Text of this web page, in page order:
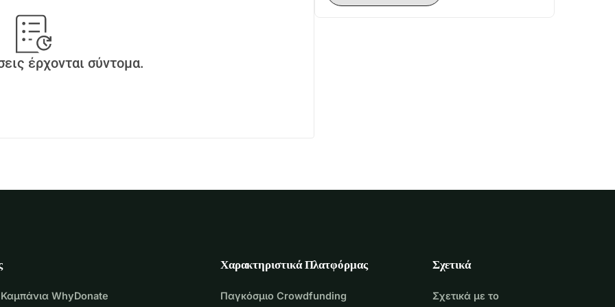
έρχονται σύντομα.
Καμπάνια WhyDonate
Χαρακτηριστικά Πλατφόρμας
Παγκόσμιο Crowdfunding
Σχετικά
Σχετικά με το